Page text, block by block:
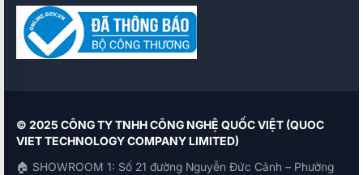
© 2025 CÔNG TY TNHH CÔNG NGHỆ QUỐC VIỆT (QUOC
VIET TECHNOLOGY COMPANY LIMITED)
🏠 SHOWROOM 1: Số 21 đường Nguyễn Đức Cảnh – Phường